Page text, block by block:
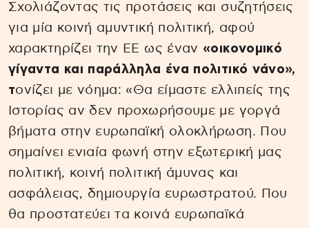
Σχολιάζοντας τις προτάσεις και συζητήσεις
για μία κοινή αμυντική πολιτική, αφού
χαρακτηρίζει την ΕΕ ως έναν «οικονομικό
γίγαντα και παράλληλα ένα πολιτικό νάνο»,
τονίζει με νόημα: «Θα είμαστε ελλιπείς της
Ιστορίας αν δεν προχωρήσουμε με γοργά
βήματα στην ευρωπαϊκή ολοκλήρωση. Που
σημαίνει ενιαία φωνή στην εξωτερική μας
πολιτική, κοινή πολιτική άμυνας και
ασφάλειας, δημιουργία ευρωστρατού. Που
θα προστατεύει τα κοινά ευρωπαϊκά